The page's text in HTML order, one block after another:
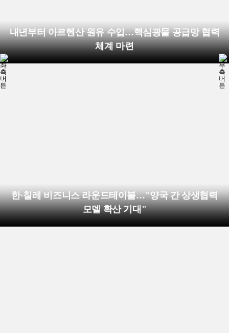
내년부터 아르헨산 원유 수입…핵심광물 공급망 협력
체계 마련
한·칠레 비즈니스 라운드테이블…"양국 간 상생협력
모델 확산 기대"